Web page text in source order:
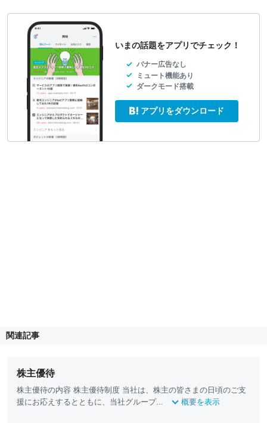
いまの話題をアプリでチェック！
バナー広告なし
ミュート機能あり
ダークモード搭載
アプリをダウンロード
関連記事
株主優待
株主優待の内容 株主優待制度 当社は、株主の皆さまの日頃のご支
援にお応えするとともに、当社グループ...
概要を表示